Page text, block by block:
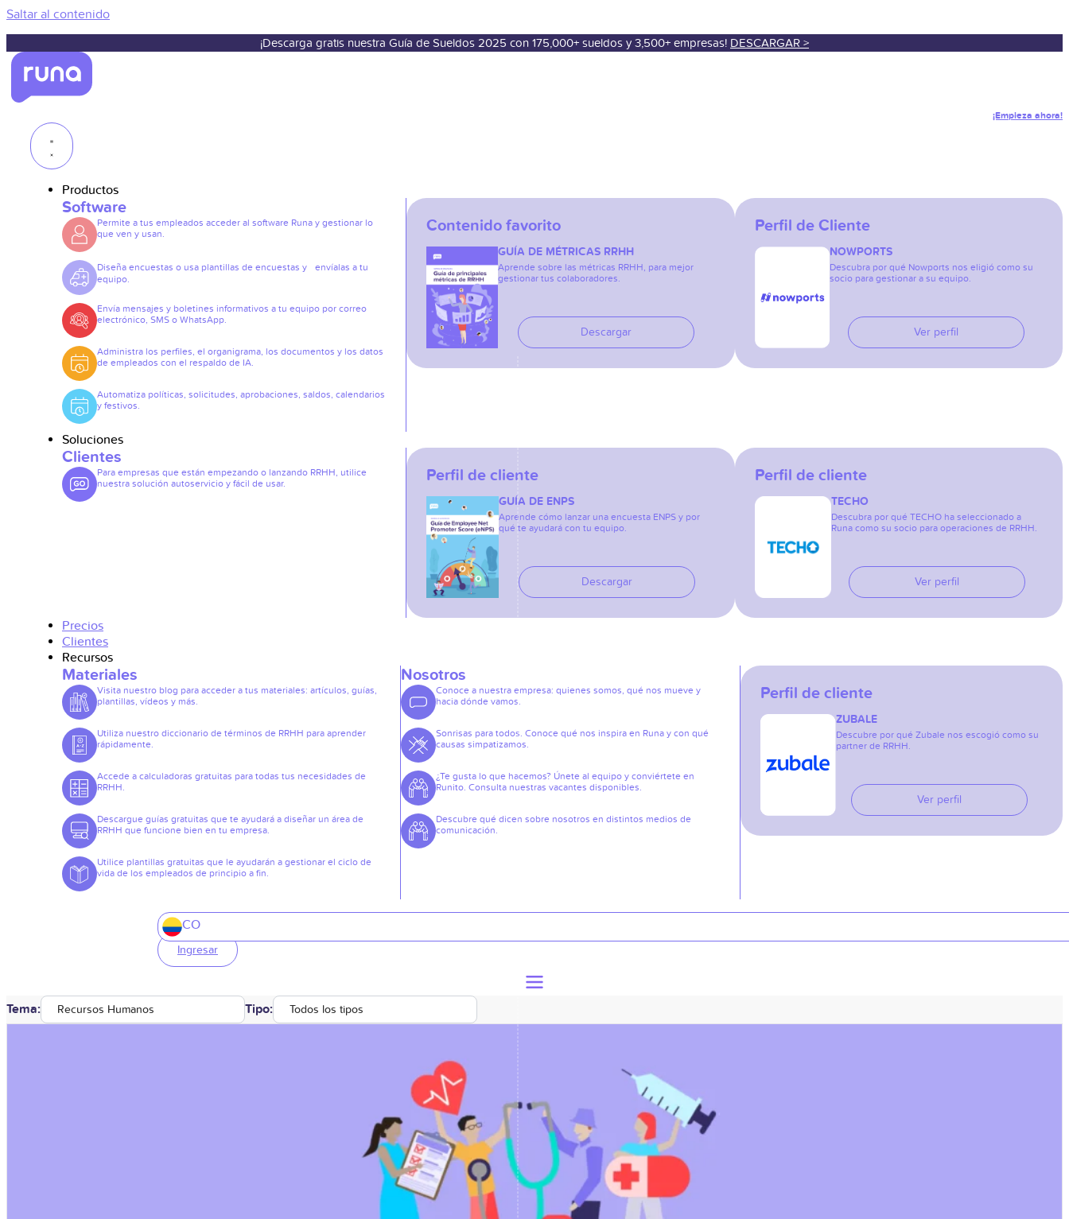
Saltar al contenido
¡Descarga gratis nuestra Guía de Sueldos 2025 con 175,000+ sueldos y 3,500+ empresas! DESCARGAR >
¡Empieza ahora!
Productos
Software
Permite a tus empleados acceder al software Runa y gestionar lo
que ven y usan.
Diseña encuestas o usa plantillas de encuestas y envíalas a tu
equipo.
Envía mensajes y boletines informativos a tu equipo por correo
electrónico, SMS o WhatsApp.
Administra los perfiles, el organigrama, los documentos y los datos
de empleados con el respaldo de IA.
Automatiza políticas, solicitudes, aprobaciones, saldos, calendarios
y festivos.
Contenido favorito
GUÍA DE MÉTRICAS RRHH
Aprende sobre las métricas RRHH, para mejor
gestionar tus colaboradores.
Descargar
Perfil de Cliente
NOWPORTS
Descubra por qué Nowports nos eligió como su
socio para gestionar a su equipo.
Ver perfil
Soluciones
Clientes
Para empresas que están empezando o lanzando RRHH, utilice
nuestra solución autoservicio y fácil de usar.
Perfil de cliente
GUÍA DE ENPS
Aprende cómo lanzar una encuesta ENPS y por
qué te ayudará con tu equipo.
Descargar
Perfil de cliente
TECHO
Descubra por qué TECHO ha seleccionado a
Runa como su socio para operaciones de RRHH.
Ver perfil
Precios
Clientes
Recursos
Materiales
Visita nuestro blog para acceder a tus materiales: artículos, guías,
plantillas, vídeos y más.
Utiliza nuestro diccionario de términos de RRHH para aprender
rápidamente.
Accede a calculadoras gratuitas para todas tus necesidades de
RRHH.
Descargue guías gratuitas que te ayudará a diseñar un área de
RRHH que funcione bien en tu empresa.
Utilice plantillas gratuitas que le ayudarán a gestionar el ciclo de
vida de los empleados de principio a fin.
Nosotros
Conoce a nuestra empresa: quienes somos, qué nos mueve y
hacia dónde vamos.
Sonrisas para todos. Conoce qué nos inspira en Runa y con qué
causas simpatizamos.
¿Te gusta lo que hacemos? Únete al equipo y conviértete en
Runito. Consulta nuestras vacantes disponibles.
Descubre qué dicen sobre nosotros en distintos medios de
comunicación.
Perfil de cliente
ZUBALE
Descubre por qué Zubale nos escogió como su
partner de RRHH.
Ver perfil
CO
Ingresar
Tema: Recursos Humanos Tipo: Todos los tipos